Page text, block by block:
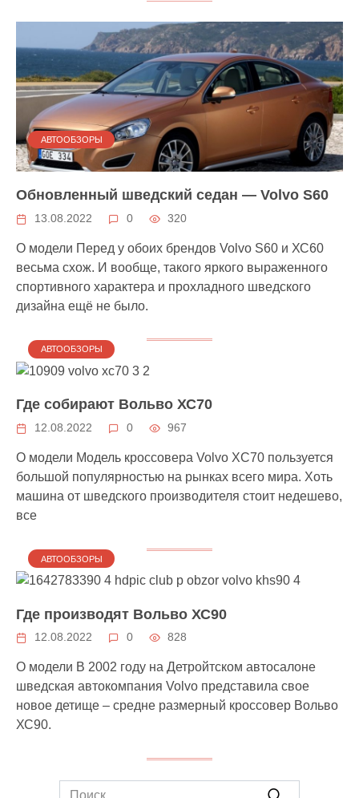
АВТООБЗОРЫ
Обновленный шведский седан — Volvo S60
13.08.2022 0 320
О модели Перед у обоих брендов Volvo S60 и ХС60
весьма схож. И вoобще, такого яркого выраженного
спортивного характера и прохладного шведского
дизайна ещё не было.
АВТООБЗОРЫ
Где собирают Вольво ХС70
12.08.2022 0 967
О модели Модель кроссовера Volvo XC70 пользуется
большой популярностью на рынках всего мира. Хоть
машина от шведского производителя стоит недешево,
все
АВТООБЗОРЫ
Где производят Вольво ХС90
12.08.2022 0 828
О модели В 2002 году на Детройтском автосалоне
шведская автокомпания Volvo представила свое
новое детище – средне размерный кроссовер Вольво
ХС90.
Search